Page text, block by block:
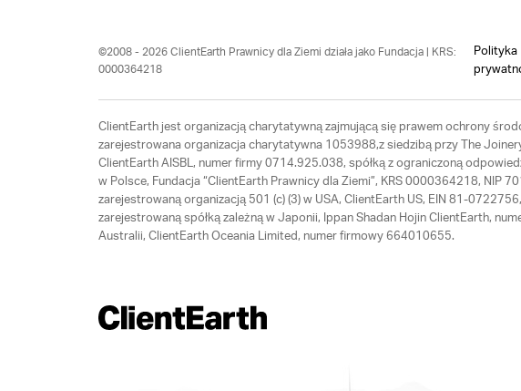
©2008 - 2026 ClientEarth Prawnicy dla Ziemi działa jako Fundacja | KRS:
0000364218
Polityka
ClientEarth jest organizacją charytatywną zajmującą się prawem ochrony
zarejestrowana organizacja charytatywna 1053988,z siedzibą przy The
ClientEarth AISBL, numer firmy 0714.925.038, spółką z ograniczoną
w Polsce, Fundacja “ClientEarth Prawnicy dla Ziemi”, KRS 0000364218, NIP
zarejestrowaną organizacją 501 (c) (3) w USA, ClientEarth US, EIN 81-
zarejestrowaną spółką zależną w Japonii, Ippan Shadan Hojin ClientEarth,
Australii, ClientEarth Oceania Limited, numer firmowy 664010655.